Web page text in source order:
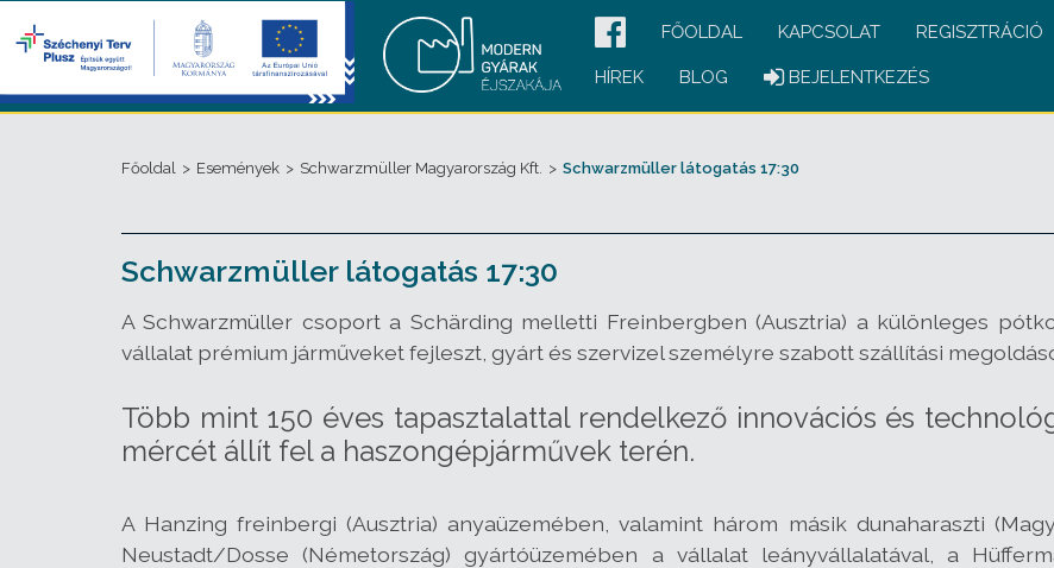
FŐOLDAL KAPCSOLAT REGISZTRÁCIÓ
HÍREK BLOG BEJELENTKEZÉS
Főoldal > Események > Schwarzmüller Magyarország Kft. > Schwarzmüller látogatás 17:30
Schwarzmüller látogatás 17:30
A Schwarzmüller csoport a Schärding melletti Freinbergben (Ausztria) a különleges
vállalat prémium járműveket fejleszt, gyárt és szervizel személyre szabott szállítási
Több mint 150 éves tapasztalattal rendelkező innovációs és
mércét állít fel a haszongépjárművek terén.
A Hanzing freinbergi (Ausztria) anyaüzemében, valamint három másik dunaharaszti
Neustadt/Dosse (Németország) gyártóüzemében a vállalat leányvállalatával, a